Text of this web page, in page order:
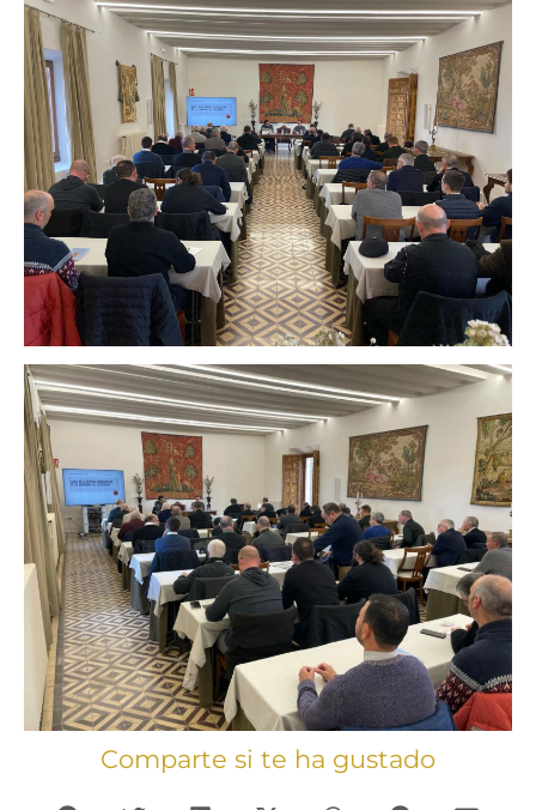
Comparte si te ha gustado